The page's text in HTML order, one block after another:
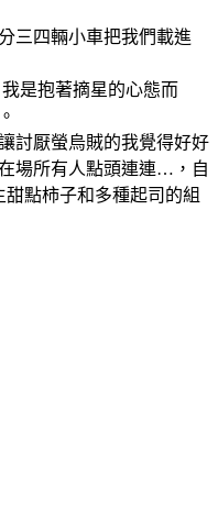
三四輛小車把我們載進
是抱著摘星的心態而
討厭螢烏賊的我覺得好好
場所有人點頭連連…，自
點柿子和多種起司的組